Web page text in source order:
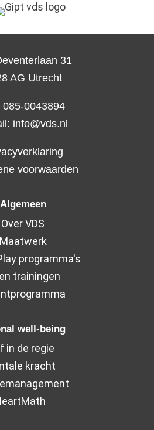
31
AG Utrecht
085-0043894
info@vds.nl
voorwaarden
Algemeen
Over VDS
Maatwerk
programma's
trainingen
well-being
in de regie
kracht